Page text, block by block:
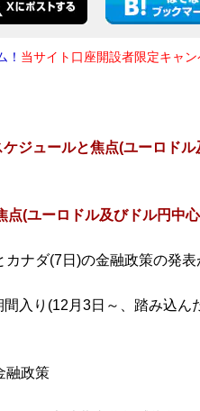
！ 当サイト口座開設者限定キャン
ケジュールと焦点(ユーロドル
点(ユーロドル及びドル円中
ナダ(7日)の金融政策の発表
入り(12月3日～、踏み込ん
融政策